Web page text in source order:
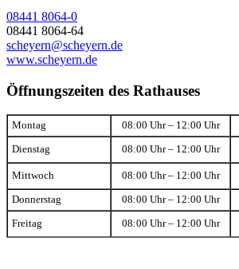
08441 8064-0
08441 8064-64
scheyern@scheyern.de
www.scheyern.de
Öffnungszeiten des Rathauses
Montag 08:00 Uhr – 12:00 Uhr
Dienstag 08:00 Uhr – 12:00 Uhr
Mittwoch 08:00 Uhr – 12:00 Uhr
Donnerstag 08:00 Uhr – 12:00 Uhr
Freitag 08:00 Uhr – 12:00 Uhr